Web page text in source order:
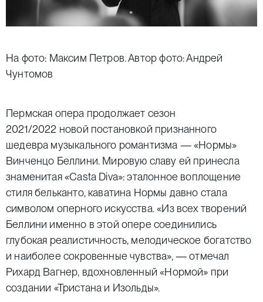
На фото: Максим Петров. Автор фото: Андрей
Чунтомов
Пермская опера продолжает сезон
2021/2022 новой постановкой признанного
шедевра музыкального романтизма —«Нормы»
Винченцо Беллини. Мировую славу ей принесла
знаменитая «Casta Diva»: эталонное воплощение
стиля бельканто, каватина Нормы давно стала
символом оперного искусства. «Из всех творений
Беллини именно в этой опере соединились
глубокая реалистичность, мелодическое богатство
и наиболее сокровенные чувства», — отмечал
Рихард Вагнер, вдохновленный «Нормой» при
создании «Тристана и Изольды».